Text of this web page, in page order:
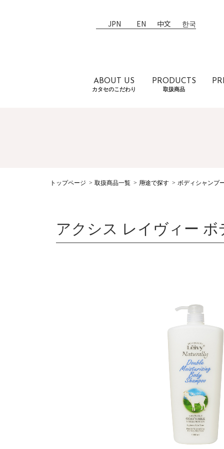
JPN EN 中文 한국
ABOUT US
カタセのこだわり
PRODUCTS
取扱商品
トップページ 取扱商品一覧 用途で探す ボディシャンプ
アクシス レイヴィー